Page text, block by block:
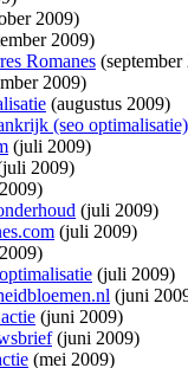
2009)
2009)
Romanes (september
2009)
(augustus 2009)
(seo optimalisatie)
(juli 2009)
2009)
(juli 2009)
(juli 2009)
(juli 2009)
(juni
(juni 2009)
(juni 2009)
(mei 2009)